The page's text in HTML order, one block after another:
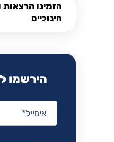
הזמינו הרצאות
חינוכיים
הירשמו
אימייל